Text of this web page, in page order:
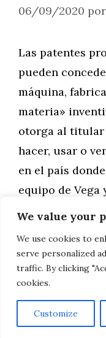
We value your
We use cookies to
serve personalized
traffic. By clicking
cookies.
Customize
06/09/2020 por
Las patentes
pueden
máquina,
materia»
otorga al titular
hacer, usar o
en el país
equipo de
conocimientos …
Leer más
AVISO LEGAL,